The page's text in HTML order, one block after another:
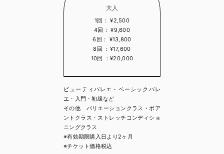
大人
1回： ¥2,500
4回： ¥9,600
6回： ¥13,800
8回 ：¥17,600
10回 ：¥20,000
ビューティバレエ・ベーシックバレ
エ・入門・初級など
その他 バリエーションクラス・ポア
ントクラス・ストレッチコンディショ
ニングクラス
※有効期限購入日より2ヶ月
※チケット価格税込